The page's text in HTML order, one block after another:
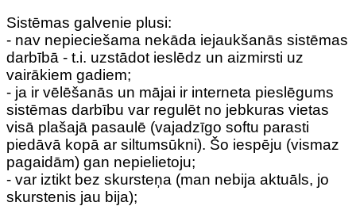
Sistēmas galvenie plusi:
- nav nepieciešama nekāda iejaukšanās sistēmas
darbībā - t.i. uzstādot ieslēdz un aizmirsti uz
vairākiem gadiem;
- ja ir vēlēšanās un mājai ir interneta pieslēgums
sistēmas darbību var regulēt no jebkuras vietas
visā plašajā pasaulē (vajadzīgo softu parasti
piedāvā kopā ar siltumsūkni). Šo iespēju (vismaz
pagaidām) gan nepielietoju;
- var iztikt bez skursteņa (man nebija aktuāls, jo
skurstenis jau bija);